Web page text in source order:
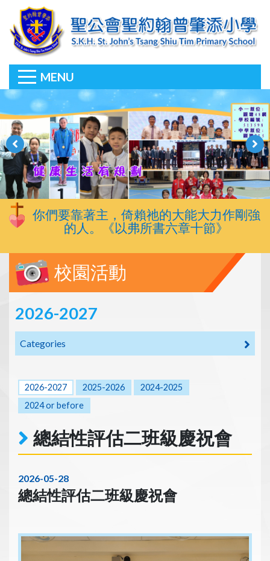
MENU
你們要靠著主，倚賴祂的大能大力作剛強
的人。《以弗所書六章十節》
校園活動
2026-2027
Categories
2026-2027 2025-2026
2024-2025
2024 or before
總結性評估二班級慶祝會
2026-05-28
總結性評估二班級慶祝會